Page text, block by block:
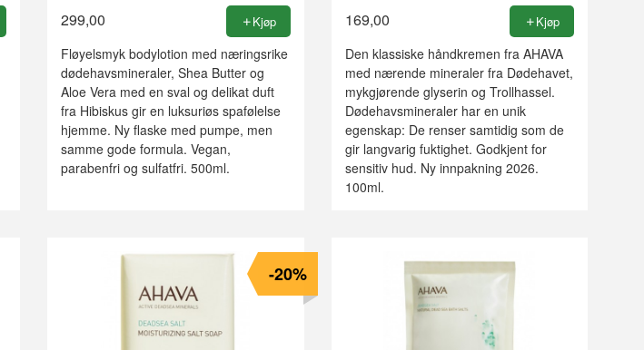
299,00 Kjøp
Fløyelsmyk bodylotion med næringsrike
dødehavsmineraler, Shea Butter og
Aloe Vera med en sval og delikat duft
fra Hibiskus gir en luksuriøs spafølelse
hjemme. Ny flaske med pumpe, men
samme gode formula. Vegan,
parabenfri og sulfatfri. 500ml.
169,00 Kjøp
Den klassiske håndkremen fra AHAVA
med nærende mineraler fra Dødehavet,
mykgjørende glyserin og Trollhassel.
Dødehavsmineraler har en unik
egenskap: De renser samtidig som de
gir langvarig fuktighet. Godkjent for
sensitiv hud. Ny innpakning 2026.
100ml.
-20%